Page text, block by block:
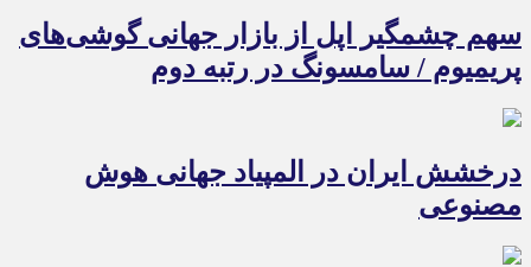
سهم چشمگیر اپل از بازار جهانی گوشی‌های
پریمیوم / سامسونگ در رتبه دوم
درخشش ایران در المپیاد جهانی هوش
مصنوعی